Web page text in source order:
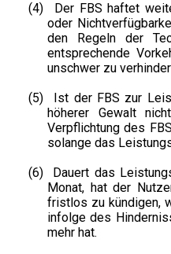
(4)
Der FBS haftet
oder
den Regeln der
entsprechende
unschwer zu
(5)
Ist der FBS zur
höherer Gewalt
Verpflichtung des
solange das
(6)
Dauert das
Monat, hat der
fristlos zu kündigen,
infolge des
mehr hat.